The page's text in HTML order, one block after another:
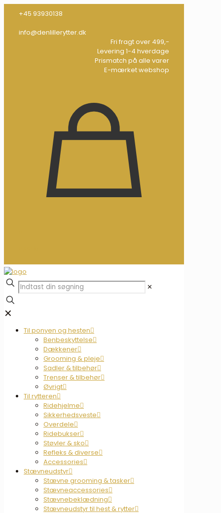
+45 93930138
info@denlillerytter.dk
Fri fragt over 499,-
Levering 1-4 hverdage
Prismatch på alle varer
E-mærket webshop
✕
✕
Til ponyen og hesten
Benbeskyttelse
Dækkener
Grooming & pleje
Sadler & tilbehør
Trenser & tilbehør
Øvrigt
Til rytteren
Ridehjelme
Sikkerhedsveste
Overdele
Ridebukser
Støvler & sko
Refleks & diverse
Accessories
Stævneudstyr
Stævne grooming & tasker
Stævneaccessories
Stævnebeklædning
Stævneudstyr til hest & rytter